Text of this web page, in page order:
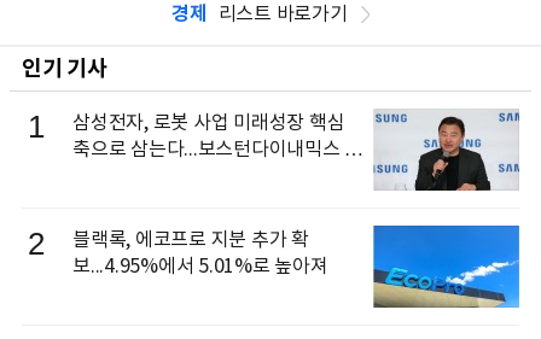
경제 리스트 바로가기
인기 기사
1
삼성전자, 로봇 사업 미래성장 핵심
축으로 삼는다...보스턴다이내믹스 출
2
블랙록, 에코프로 지분 추가 확
보...4.95%에서 5.01%로 높아져